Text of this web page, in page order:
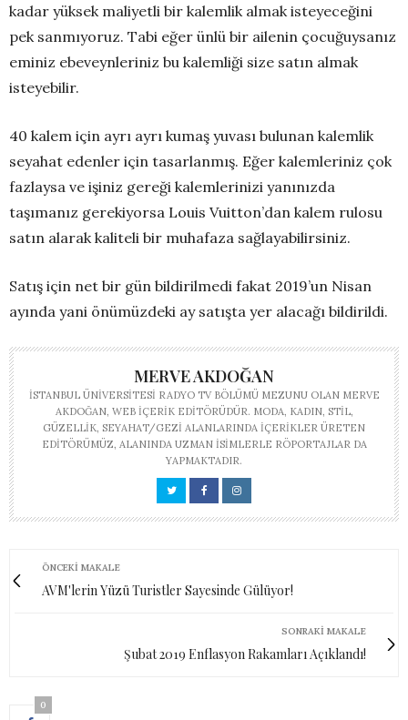
kadar yüksek maliyetli bir kalemlik almak isteyeceğini
pek sanmıyoruz. Tabi eğer ünlü bir ailenin çocuğuysanız
eminiz ebeveynleriniz bu kalemliği size satın almak
isteyebilir.
40 kalem için ayrı ayrı kumaş yuvası bulunan kalemlik
seyahat edenler için tasarlanmış. Eğer kalemleriniz çok
fazlaysa ve işiniz gereği kalemlerinizi yanınızda
taşımanız gerekiyorsa Louis Vuitton’dan kalem rulosu
satın alarak kaliteli bir muhafaza sağlayabilirsiniz.
Satış için net bir gün bildirilmedi fakat 2019’un Nisan
ayında yani önümüzdeki ay satışta yer alacağı bildirildi.
MERVE AKDOĞAN
İSTANBUL ÜNIVERSITESI RADYO TV BÖLÜMÜ MEZUNU OLAN MERVE
AKDOĞAN, WEB IÇERIK EDITÖRÜDÜR. MODA, KADIN, STIL,
GÜZELLIK, SEYAHAT/GEZI ALANLARINDA IÇERIKLER ÜRETEN
EDITÖRÜMÜZ, ALANINDA UZMAN ISIMLERLE RÖPORTAJLAR DA
YAPMAKTADIR.
ÖNCEKI MAKALE
AVM'lerin Yüzü Turistler Sayesinde Gülüyor!
SONRAKI MAKALE
Şubat 2019 Enflasyon Rakamları Açıklandı!
0